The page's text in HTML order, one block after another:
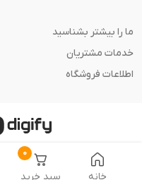
خانه
0
سبد خرید
ما را بیشتر بشناسید
خدمات مشتریان
اطلاعات فروشگاه